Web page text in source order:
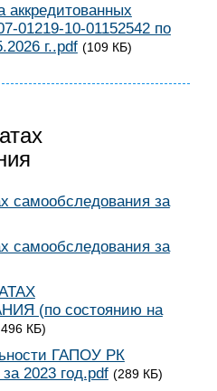
аккредитованных
01219-10-01152542 по
г..pdf (109 КБ)
самообследования за
самообследования за
(по состоянию на
КБ)
ГАПОУ РК
2023 год.pdf (289 КБ)